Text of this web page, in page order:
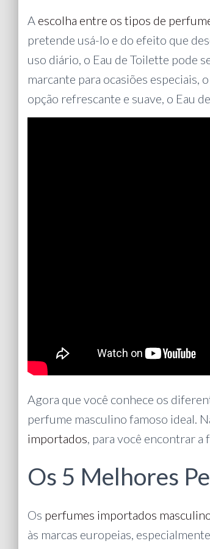
A escolha entre os tipos de
pretende usá-lo e do efeito que
uso diário, o Eau de Toilette pode
marcante para ocasiões especiais,
opção refrescante e suave, o Eau
Agora que você conhece os
perfume masculino famoso ideal.
importados, para você encontrar a
Os 5 Melhores
Os perfumes importados
às marcas europeias,